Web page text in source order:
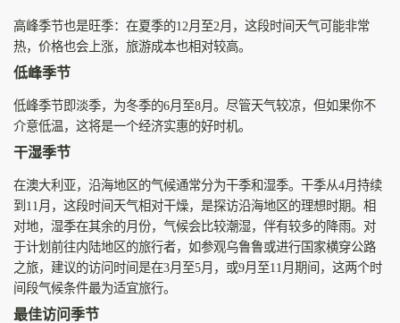
高峰季节也是旺季：在夏季的12月至2月，这段时间天气可能非常
热，价格也会上涨，旅游成本也相对较高。
低峰季节
低峰季节即淡季，为冬季的6月至8月。尽管天气较凉，但如果你不
介意低温，这将是一个经济实惠的好时机。
干湿季节
在澳大利亚，沿海地区的气候通常分为干季和湿季。干季从4月持续
到11月，这段时间天气相对干燥，是探访沿海地区的理想时期。相
对地，湿季在其余的月份，气候会比较潮湿，伴有较多的降雨。对
于计划前往内陆地区的旅行者，如参观乌鲁鲁或进行国家横穿公路
之旅，建议的访问时间是在3月至5月，或9月至11月期间，这两个时
间段气候条件最为适宜旅行。
最佳访问季节